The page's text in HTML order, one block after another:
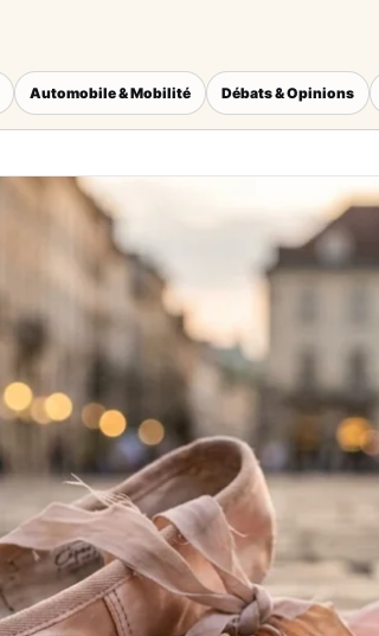
Automobile & Mobilité Débats & Opinions